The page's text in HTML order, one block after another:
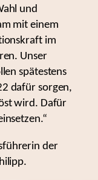
und
mit einem
im
Unser
spätestens
dafür sorgen,
wird. Dafür
der